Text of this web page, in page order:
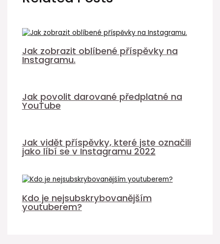
Jak zobrazit oblíbené příspěvky na
Instagramu.
Jak povolit darované předplatné na
YouTube
Jak vidět příspěvky, které jste označili
jako líbí se v Instagramu 2022
Kdo je nejsubskrybovanějším
youtuberem?